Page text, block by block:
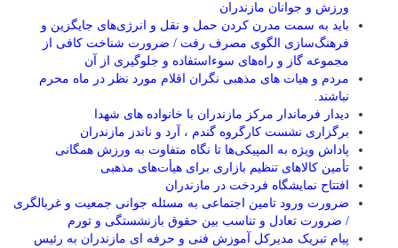
ورزش و جوانان مازندران
باید به سمت مدرن کردن حمل و نقل و انرژی‌های جایگزین و
فرهنگ‌سازی الگوی مصرف رفت / ضرورت شناخت کافی از
مجموعه گاز و راه‌های سوءاستفاده و جلوگیری از آن
مردم و هیات های مذهبی نگران اقلام مورد نظر در ماه محرم
نباشند.
دیدار فرماندار مرکز مازندران با خانواده های شهدا
برگزاری نشست کارگروه گندم ، آرد و ناندز مازندران
پاداش ویژه به المپیکی‌ها تا نگاه متفاوت به ورزش همگانی
تأمین کالاهای تنظیم بازاری برای هیأت‌های مذهبی
افتتاح نمایشگاه فردخت در مازندران
ضرورت ورود تامین اجتماعی به مسئله جوانی جمعیت و غربالگری
/ ضرورت تعادل و تناسب بین حقوق بازنشستگی و تورم
پیام تبریک مدیرکل آموزش فنی و حرفه ای مازندران به رئیس